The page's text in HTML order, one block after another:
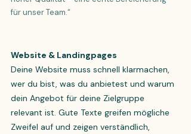
für unser Team.“
Website & Landingpages
Deine Website muss schnell klarmachen,
wer du bist, was du anbietest und warum
dein Angebot für deine Zielgruppe
relevant ist. Gute Texte greifen mögliche
Zweifel auf und zeigen verständlich,